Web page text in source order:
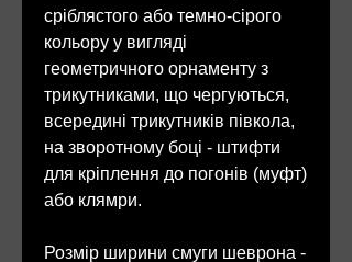
сріблястого або темно-сірого
кольору у вигляді
геометричного орнаменту з
трикутниками, що чергуються,
всередині трикутників півкола,
на зворотному боці - штифти
для кріплення до погонів (муфт)
або клямри.
Розмір ширини смуги шеврона -